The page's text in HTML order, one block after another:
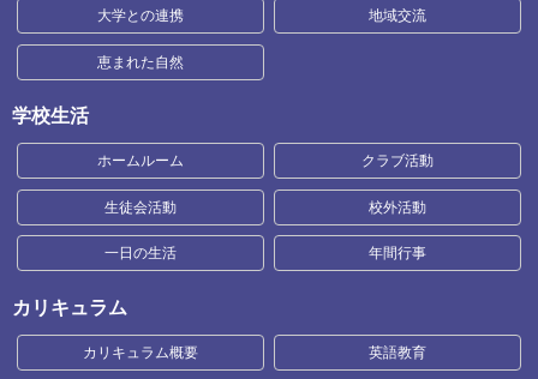
大学との連携 地域交流
恵まれた自然
学校生活
ホームルーム クラブ活動
生徒会活動 校外活動
一日の生活 年間行事
カリキュラム
カリキュラム概要 英語教育